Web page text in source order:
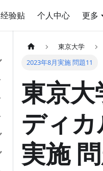
经验贴 个人中心 更多
東京大学
2023年8月実施 問題11
東京大
ディ
実施